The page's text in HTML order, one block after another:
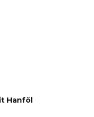
Hanföl